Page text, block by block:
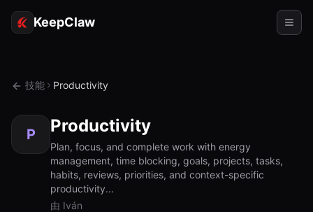
KeepClaw
令牌访问
使用案例
技能 Productivity
P Productivity
Plan, focus, and complete work with energy
management, time blocking, goals, projects, tasks,
habits, reviews, priorities, and context-specific
productivity...
由 Iván